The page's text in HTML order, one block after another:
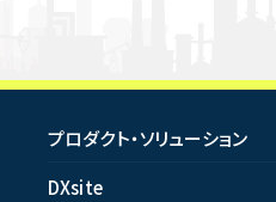
プロダクト・ソリューション
DXsite